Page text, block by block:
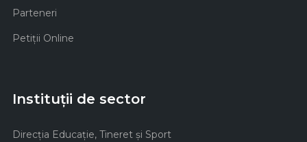
Parteneri
Petiții Online
Instituții de sector
Direcţia Educaţie, Tineret şi Sport